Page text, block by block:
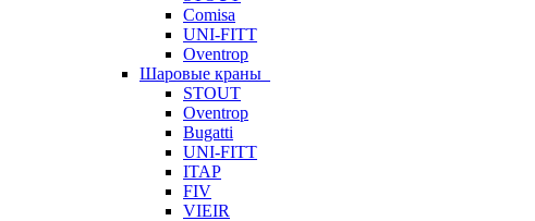
Comisa
UNI-FITT
Oventrop
Шаровые краны
STOUT
Oventrop
Bugatti
UNI-FITT
ITAP
FIV
VIEIR